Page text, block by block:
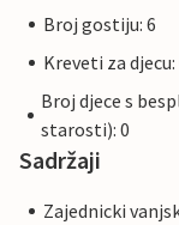
Broj gostiju: 6
Kreveti za djecu:
Broj djece s
starosti): 0
Sadržaji
Zajednicki